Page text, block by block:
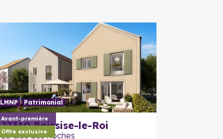
En savoir plus
Avant-première
Offre exclusive
LMNP Patrimonial
77310 Boissise-le-Roi
Le Clos des Roches